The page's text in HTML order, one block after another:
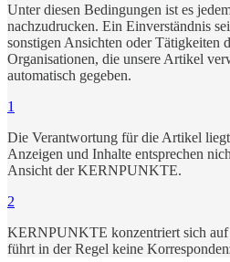
Unter diesen Bedingungen ist es
nachzudrucken. Ein Einverständnis
sonstigen Ansichten oder Tätigkeiten
Organisationen, die unsere Artikel
automatisch gegeben.
1
Die Verantwortung für die Artikel
Anzeigen und Inhalte entsprechen
Ansicht der KERNPUNKTE.
2
KERNPUNKTE konzentriert sich
führt in der Regel keine